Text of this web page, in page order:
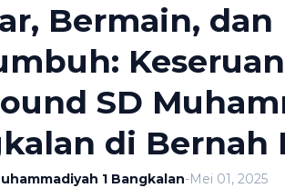
Bermain, dan
Keseruan
SD
di Bernah
1 Bangkalan-Mei 01, 2025